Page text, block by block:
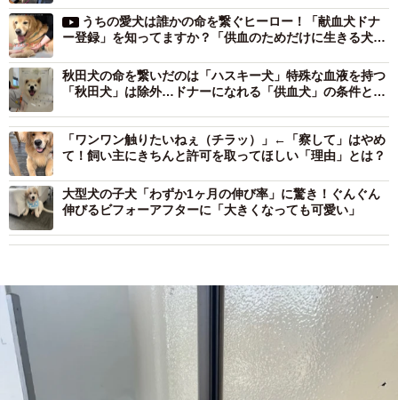
うちの愛犬は誰かの命を繋ぐヒーロー！「献血犬ドナ
ー登録」を知ってますか？「供血のためだけに生きる犬」
秋田犬の命を繋いだのは「ハスキー犬」特殊な血液を持つ
「秋田犬」は除外…ドナーになれる「供血犬」の条件と
「ワンワン触りたいねぇ（チラッ）」←「察して」はやめ
て！飼い主にきちんと許可を取ってほしい「理由」とは？
大型犬の子犬「わずか1ヶ月の伸び率」に驚き！ぐんぐん
伸びるビフォーアフターに「大きくなっても可愛い」